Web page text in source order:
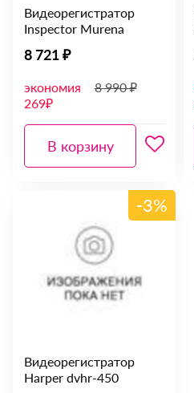
Видеорегистратор
Inspector Murena
8 721 ₽
экономия
269₽
8 990 ₽
В корзину
-3%
Видеорегистратор
Harper dvhr-450